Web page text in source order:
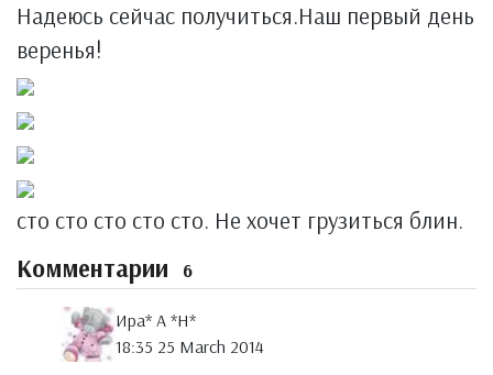
Надеюсь сейчас получиться.Наш первый день
веренья!
сто сто сто сто сто. Не хочет грузиться блин.
Комментарии 6
Ира* А *Н*
18:35 25 March 2014